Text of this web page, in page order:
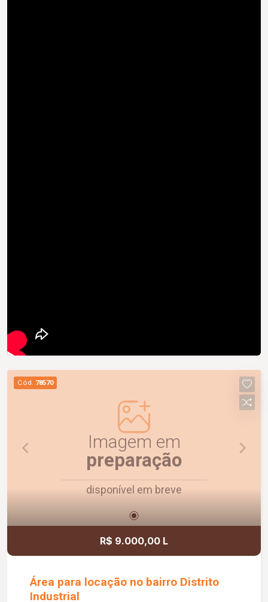
Cód. 78570
Imagem em
preparação
disponível em breve
R$ 9.000,00 L
Área para locação no bairro Distrito
Industrial